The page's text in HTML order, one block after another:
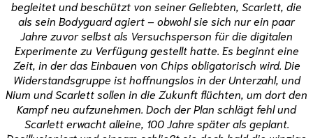
begleitet und beschützt von seiner Geliebten, Scarlett, die
als sein Bodyguard agiert – obwohl sie sich nur ein paar
Jahre zuvor selbst als Versuchsperson für die digitalen
Experimente zu Verfügung gestellt hatte. Es beginnt eine
Zeit, in der das Einbauen von Chips obligatorisch wird. Die
Widerstandsgruppe ist hoffnungslos in der Unterzahl, und
Nium und Scarlett sollen in die Zukunft flüchten, um dort den
Kampf neu aufzunehmen. Doch der Plan schlägt fehl und
Scarlett erwacht alleine, 100 Jahre später als geplant.